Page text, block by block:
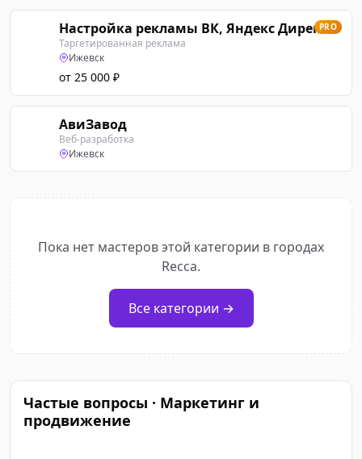
Настройка рекламы ВК, Яндекс Директ
Таргетированная реклама
Ижевск
от 25 000 ₽
PRO
АвиЗавод
Веб-разработка
Ижевск
Пока нет мастеров этой категории в городах
Recca.
Все категории →
Частые вопросы · Маркетинг и
продвижение